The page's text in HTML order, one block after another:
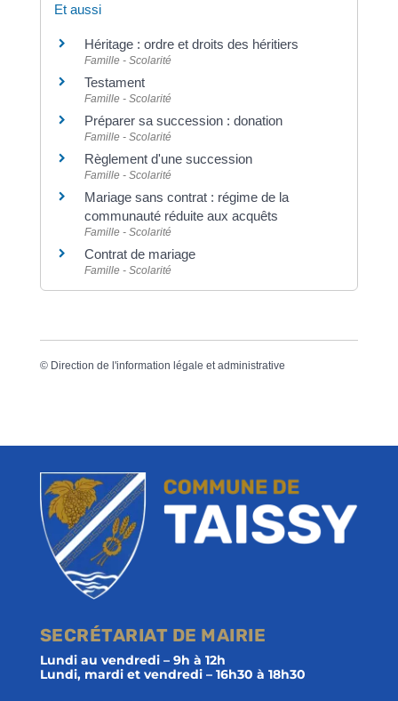
Et aussi
Héritage : ordre et droits des héritiers
Famille - Scolarité
Testament
Famille - Scolarité
Préparer sa succession : donation
Famille - Scolarité
Règlement d'une succession
Famille - Scolarité
Mariage sans contrat : régime de la
communauté réduite aux acquêts
Famille - Scolarité
Contrat de mariage
Famille - Scolarité
© Direction de l'information légale et administrative
SECRÉTARIAT DE MAIRIE
Lundi au vendredi – 9h à 12h
Lundi, mardi et vendredi – 16h30 à 18h30